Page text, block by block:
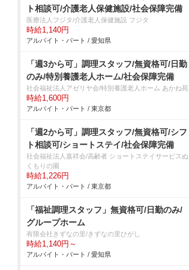
ト相談可/介護老人保健施設/社会保障完備
医療法人フジタ/介護老人保健施設 フジタ
時給1,140円
アルバイト・パート / 愛知県
「週3から可」調理スタッフ/無資格可/日勤
のみ/特別養護老人ホーム/社会保障完備
社会福祉法人アゼリヤ会/特別養護老人ホーム あかね苑
時給1,600円
アルバイト・パート / 東京都
「週2から可」調理スタッフ/無資格可/シフ
ト相談可/ショートステイ/社会保障完備
社会福祉法人嘉祥会/高齢者 ショートステイサービスぬ
くもりの園
時給1,226円
アルバイト・パート / 東京都
「福祉調理スタッフ」無資格可/日勤のみ/
グループホーム
有限会社きずなの里/きずなの里ひがし
時給1,140円～
アルバイト・パート / 愛知県